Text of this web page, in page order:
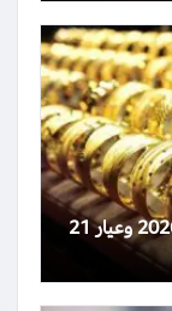
تحديث فوري لسعر الذهب اليوم 7 مارس 2026 وعيار 21